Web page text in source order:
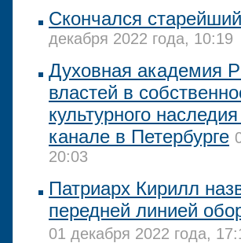
Скончался
декабря 2022 года, 10:19
Духовная академия
властей в
культурного
канале в Петербурге
20:03
Патриарх Кирилл
передней линией
01 декабря 2022 года,